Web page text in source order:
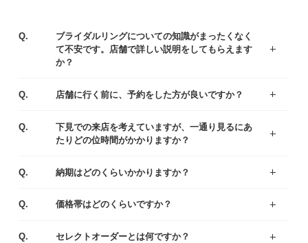
Q.
ブライダルリングについての知識がまったくなく
て不安です。店舗で詳しい説明をしてもらえます
か？
Q.
店舗に行く前に、予約をした方が良いですか？
Q.
下見での来店を考えていますが、一通り見るにあ
たりどの位時間がかかりますか？
Q.
納期はどのくらいかかりますか？
Q.
価格帯はどのくらいですか？
Q.
セレクトオーダーとは何ですか？